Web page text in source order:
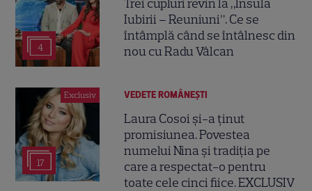
4
Trei cupluri revin la „Insula
Iubirii – Reuniuni”. Ce se
întâmplă când se întâlnesc din
nou cu Radu Vâlcan
Exclusiv
17
VEDETE ROMÂNEŞTI
Laura Cosoi și-a ținut
promisiunea. Povestea
numelui Nina și tradiția pe
care a respectat-o pentru
toate cele cinci fiice. EXCLUSIV